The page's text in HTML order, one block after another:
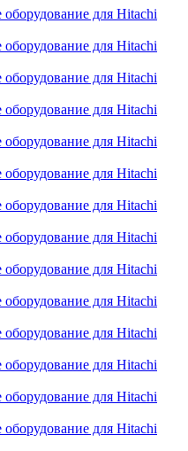
оборудование для Hitachi
оборудование для Hitachi
оборудование для Hitachi
оборудование для Hitachi
оборудование для Hitachi
оборудование для Hitachi
оборудование для Hitachi
оборудование для Hitachi
оборудование для Hitachi
оборудование для Hitachi
оборудование для Hitachi
оборудование для Hitachi
оборудование для Hitachi
оборудование для Hitachi